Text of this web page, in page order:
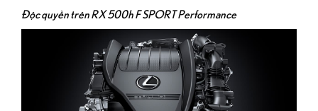
Độc quyền trên RX 500h F SPORT Performance